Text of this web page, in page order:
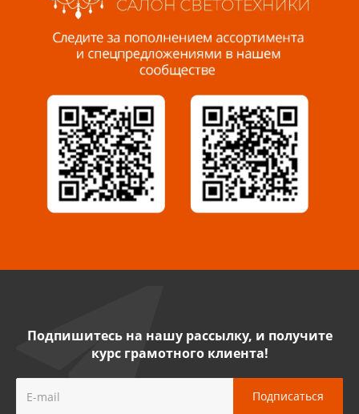
Пенза, ул. Пролетарская, 61 ТЦ "Стройбери"
Миасс, ул. Романенко, 95
8 922 500 30 39
Сызрань, ул. Декабристов, 1А
8 927 009 54 63
Саратов, ул. Танкистов, 37 (БЦ «Дикомп»)
Нефтекамск, ул. Ленина, 62
8 927 960 61 02
Подпишитесь на нашу рассылку, и получите
курс грамотного клиента!